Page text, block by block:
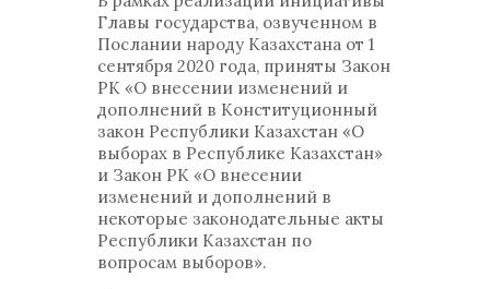
Главы государства, озвученном в
Послании народу Казахстана от 1
сентября 2020 года, приняты Закон
РК «О внесении изменений и
дополнений в Конституционный
закон Республики Казахстан «О
выборах в Республике Казахстан»
и Закон РК «О внесении
изменений и дополнений в
некоторые законодательные акты
Республики Казахстан по
вопросам выборов».